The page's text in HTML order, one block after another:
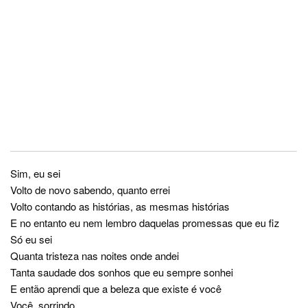
Sim, eu sei
Volto de novo sabendo, quanto errei
Volto contando as histórias, as mesmas histórias
E no entanto eu nem lembro daquelas promessas que eu fiz
Só eu sei
Quanta tristeza nas noites onde andei
Tanta saudade dos sonhos que eu sempre sonhei
E então aprendi que a beleza que existe é você